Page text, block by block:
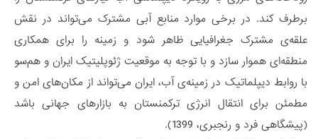
برطرف کند. در برخی موارد منابع آبی مشترک می‌تواند در نقش
علقه‌ی مشترک جغرافیایی ظاهر شود و زمینه را برای همکاری
منطقه‌ای هموار سازد و با توجه به موقعیت ژئوپلیتیک ایران و هم‌سو
با روابط دیپلماتیک در زمینه‌ی آب، ایران می‌تواند از مکان‌های امن و
مطمئن برای انتقال انرژی ترکمنستان به بازارهای جهانی باشد
(پیشگاهی فرد و رنجبری، 1399).